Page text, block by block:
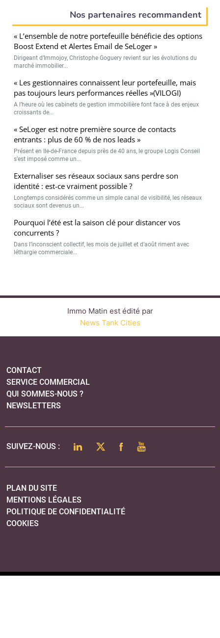
Nos partenaires recommandent
« L’ensemble de notre portefeuille bénéficie des options
Boost Extend et Alertes Email de SeLoger »
Dirigeant d’Immojoy, Christophe Goguery revient sur les évolutions du
marché immobilier...
« Les gestionnaires connaissent leur portefeuille, mais
pas toujours leurs performances réelles »(VILOGI)
A l’heure où les cabinets de gestion immobilière font face à des enjeux
croissants de...
« SeLoger est notre première source de contacts
entrants : plus de 60 % de nos leads »
Présent en Ile-de-France depuis près de 40 ans, le groupe Logis Conseil
s’est imposé comme un...
Externaliser ses réseaux sociaux sans perdre son
identité : est-ce vraiment possible ?
Longtemps considérés comme un simple canal de visibilité, les réseaux
sociaux sont devenus un...
Pourquoi l’été est la saison clé pour distancer vos
concurrents ?
Dans l’inconscient collectif, les mois de juillet et d’août riment avec
léthargie commerciale...
Immo Matin est édité par
News Tank Cities
CONTACT
SERVICE COMMERCIAL
QUI SOMMES-NOUS ?
NEWSLETTERS
SUIVEZ-NOUS : LINKEDINTWITTERFACEBOOK
YOUTUBE
PLAN DU SITE
MENTIONS LÉGALES
POLITIQUE DE CONFIDENTIALITÉ
COOKIES